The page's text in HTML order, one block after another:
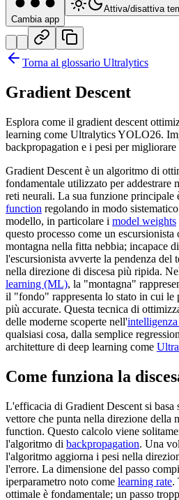
Cambia app
Attiva/disattiva
Torna al glossario Ultralytics
Gradient Descent
Esplora come il gradient descent
learning come Ultralytics YOLO26.
backpropagation e i pesi per
Gradient Descent è un algoritmo di
fondamentale utilizzato per addestrare
reti neurali. La sua funzione principale
function regolando in modo
modello, in particolare i model weights
questo processo come un escursionista
montagna nella fitta nebbia; incapace
l'escursionista avverte la pendenza del
nella direzione di discesa più ripida.
learning (ML), la "montagna"
il "fondo" rappresenta lo stato in cui le
più accurate. Questa tecnica di
delle moderne scoperte nell'
qualsiasi cosa, dalla semplice
architetture di deep learning come
Come funziona la
L'efficacia di Gradient Descent si basa
vettore che punta nella direzione della
function. Questo calcolo viene
l'algoritmo di backpropagation. Una
l'algoritmo aggiorna i pesi nella
l'errore. La dimensione del passo
iperparametro noto come learning rate.
ottimale è fondamentale; un passo